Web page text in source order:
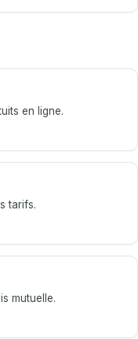
en ligne.
tarifs.
mutuelle.